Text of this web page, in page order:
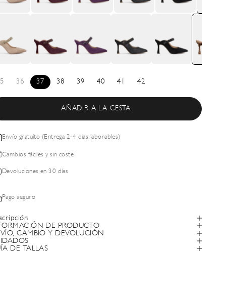
36 37 38 39 40 41 42
AÑADIR A LA CESTA
Envío gratuito (Entrega 2-4 días laborables)
Cambios fáciles y sin coste
Devoluciones en 30 días
Pago seguro
DE PRODUCTO
CAMBIO Y DEVOLUCIÓN
DE TALLAS